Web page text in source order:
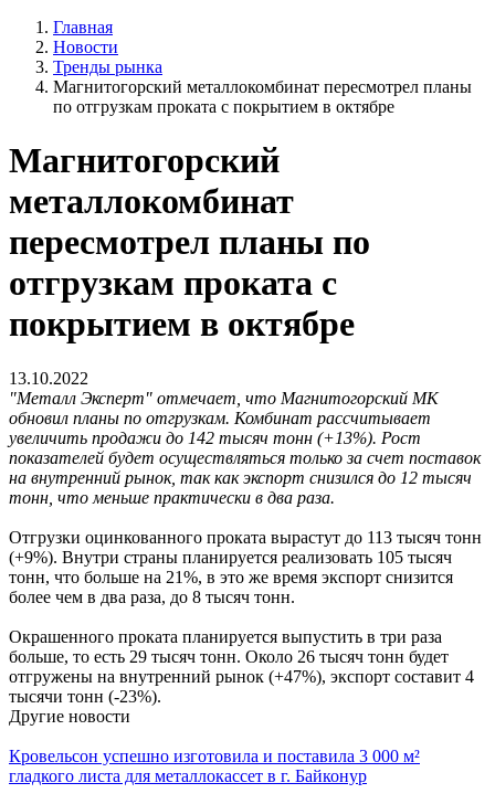
Главная
Новости
Тренды рынка
Магнитогорский металлокомбинат пересмотрел планы
по отгрузкам проката с покрытием в октябре
Магнитогорский
металлокомбинат
пересмотрел планы по
отгрузкам проката с
покрытием в октябре
13.10.2022
"Металл Эксперт" отмечает, что Магнитогорский МК
обновил планы по отгрузкам. Комбинат рассчитывает
увеличить продажи до 142 тысяч тонн (+13%). Рост
показателей будет осуществляться только за счет поставок
на внутренний рынок, так как экспорт снизился до 12 тысяч
тонн, что меньше практически в два раза.
Отгрузки оцинкованного проката вырастут до 113 тысяч тонн
(+9%). Внутри страны планируется реализовать 105 тысяч
тонн, что больше на 21%, в это же время экспорт снизится
более чем в два раза, до 8 тысяч тонн.
Окрашенного проката планируется выпустить в три раза
больше, то есть 29 тысяч тонн. Около 26 тысяч тонн будет
отгружены на внутренний рынок (+47%), экспорт составит 4
тысячи тонн (-23%).
Другие новости
Кровельсон успешно изготовила и поставила 3 000 м²
гладкого листа для металлокассет в г. Байконур